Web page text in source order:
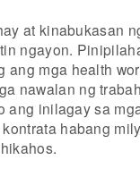
at kinabukasan
ngayon.
ang mga health
nawalan ng
ang inilagay sa
habang